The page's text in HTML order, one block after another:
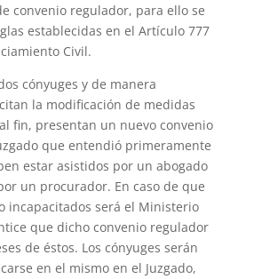
convenio regulador, para ello se
establecidas en el Artículo 777
Civil.
cónyuges y de manera
la modificación de medidas
fin, presentan un nuevo convenio
que entendió primeramente
estar asistidos por un abogado
un procurador. En caso de que
incapacitados será el Ministerio
que dicho convenio regulador
de éstos. Los cónyuges serán
en el mismo en el Juzgado,